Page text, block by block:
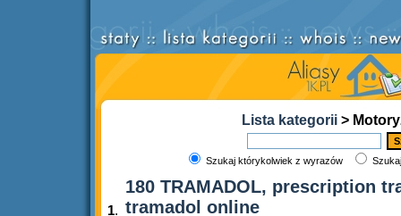
Lista kategorii>
Szukaj którykolwiek z wyrazów
1.
180 TRAMADOL, prescription
tramadol online